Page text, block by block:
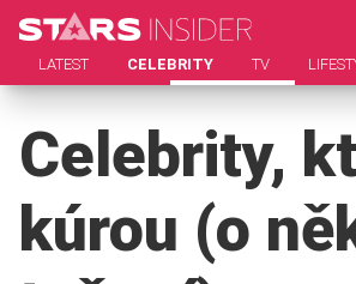
LATEST CELEBRITY TV
Celebrity,
kúrou (o